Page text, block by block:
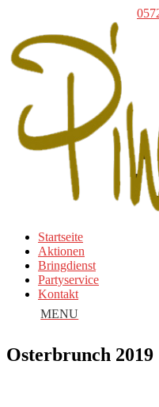
Startseite
Aktionen
Bringdienst
Partyservice
Kontakt
Osterbrunch 2019